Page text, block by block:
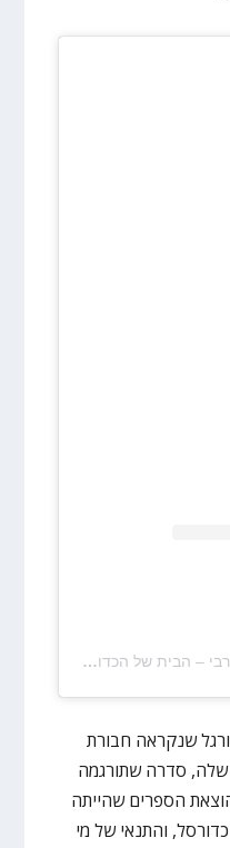
שנקראה חבורת
שלה, סדרה שתורגמה
הספרים שהייתה
והתנאי של מי